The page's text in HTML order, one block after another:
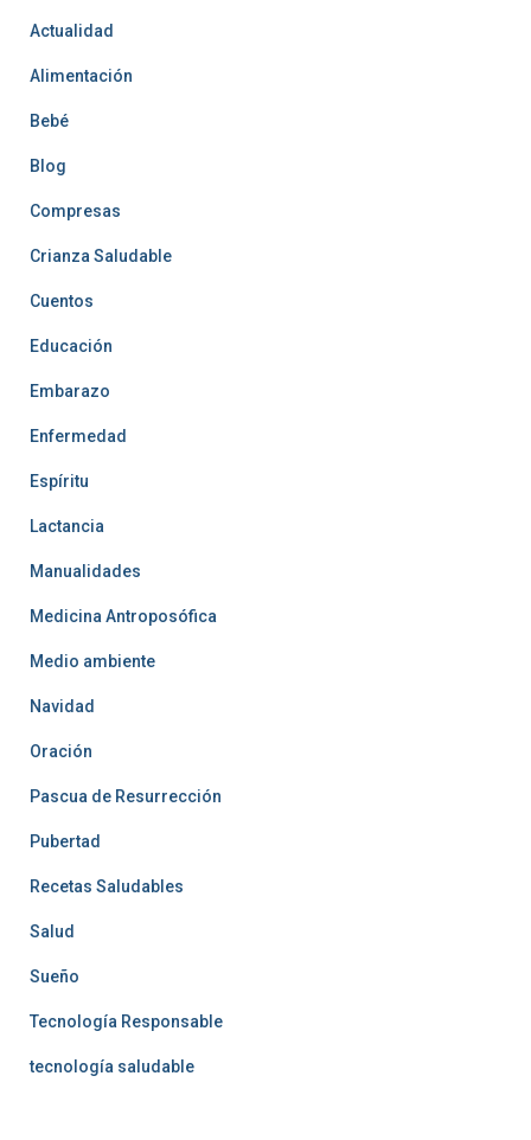
Actualidad
Alimentación
Bebé
Blog
Compresas
Crianza Saludable
Cuentos
Educación
Embarazo
Enfermedad
Espíritu
Lactancia
Manualidades
Medicina Antroposófica
Medio ambiente
Navidad
Oración
Pascua de Resurrección
Pubertad
Recetas Saludables
Salud
Sueño
Tecnología Responsable
tecnología saludable